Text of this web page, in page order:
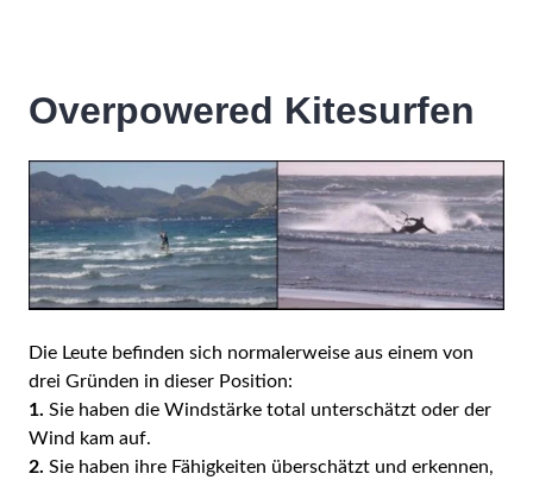
Overpowered Kitesurfen
Die Leute befinden sich normalerweise aus einem von
drei Gründen in dieser Position:
1. Sie haben die Windstärke total unterschätzt oder der
Wind kam auf.
2. Sie haben ihre Fähigkeiten überschätzt und erkennen,